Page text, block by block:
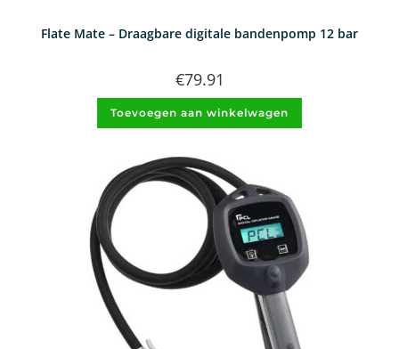
Flate Mate – Draagbare digitale bandenpomp 12 bar
€79.91
Toevoegen aan winkelwagen